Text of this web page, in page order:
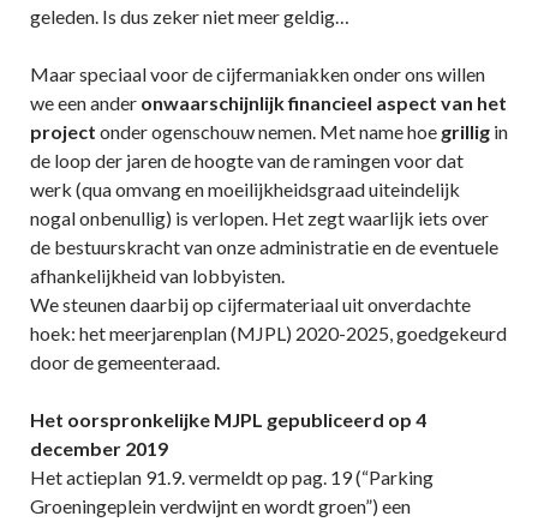
geleden. Is dus zeker niet meer geldig…
Maar speciaal voor de cijfermaniakken onder ons willen
we een ander onwaarschijnlijk financieel aspect van het
project onder ogenschouw nemen. Met name hoe grillig in
de loop der jaren de hoogte van de ramingen voor dat
werk (qua omvang en moeilijkheidsgraad uiteindelijk
nogal onbenullig) is verlopen. Het zegt waarlijk iets over
de bestuurskracht van onze administratie en de eventuele
afhankelijkheid van lobbyisten.
We steunen daarbij op cijfermateriaal uit onverdachte
hoek: het meerjarenplan (MJPL) 2020-2025, goedgekeurd
door de gemeenteraad.
Het oorspronkelijke MJPL gepubliceerd op 4
december 2019
Het actieplan 91.9. vermeldt op pag. 19 (“Parking
Groeningeplein verdwijnt en wordt groen”) een